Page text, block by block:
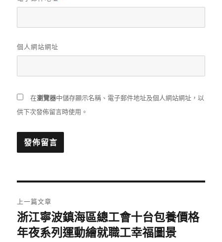
個人網站網址
在瀏覽器中儲存顯示名稱、電子郵件地址及個人網站網址，以
供下次發佈留言時使用。
章
導
上一篇文章
上
一
浙江寧波鎮海區總工會十台包養價格
年夜系列運動繪就職工幸福圖景